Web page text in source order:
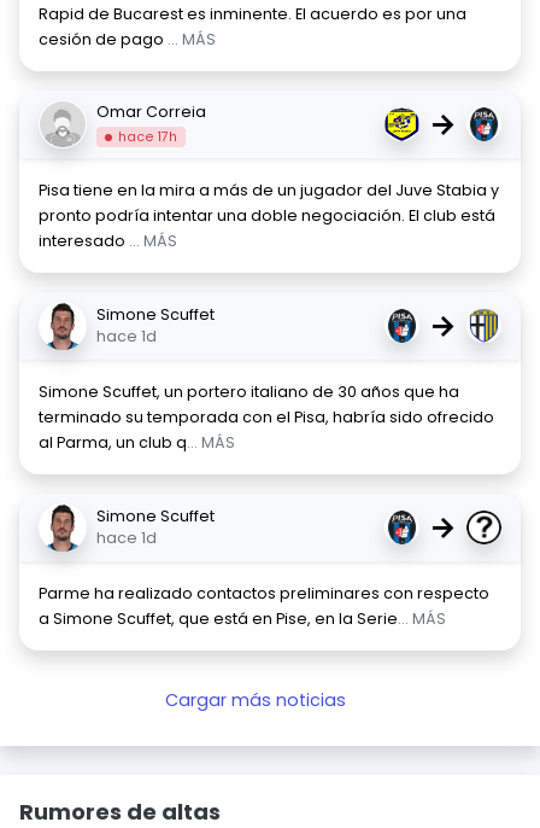
Rapid de Bucarest es inminente. El acuerdo es por una
cesión de pago ... MÁS
Omar Correia
hace 17h →
Pisa tiene en la mira a más de un jugador del Juve Stabia y
pronto podría intentar una doble negociación. El club está
interesado ... MÁS
Simone Scuffet
hace 1d
→
Simone Scuffet, un portero italiano de 30 años que ha
terminado su temporada con el Pisa, habría sido ofrecido
al Parma, un club q... MÁS
Simone Scuffet
hace 1d
→
Parme ha realizado contactos preliminares con respecto
a Simone Scuffet, que está en Pise, en la Serie... MÁS
Cargar más noticias
Rumores de altas